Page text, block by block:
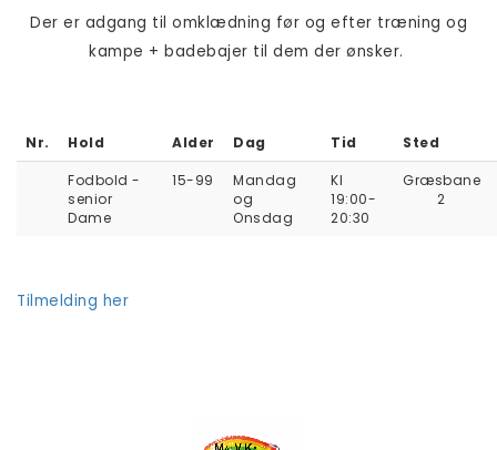
Der er adgang til omklædning før og efter træning og
kampe + badebajer til dem der ønsker.
Nr. Hold Alder Dag Tid
Sted
Fodbold -
senior
Dame
15-99
Mandag
og
Onsdag
Kl
19:00-
20:30
Græsbane
2
Tilmelding her